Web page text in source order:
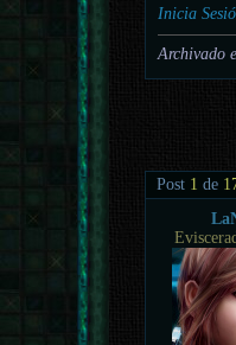
Inicia
Archivado
Post 1 de